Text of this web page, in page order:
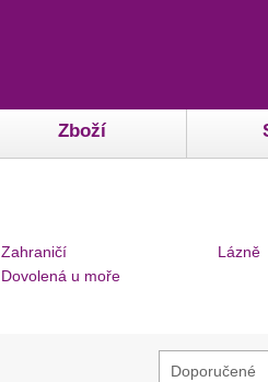
Zboží
Zahraničí
Dovolená u moře
Lázně
Doporučené